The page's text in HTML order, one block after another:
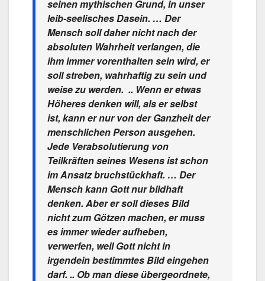
seinen mythischen Grund, in unser
leib-seelisches Dasein. … Der
Mensch soll daher nicht nach der
absoluten Wahrheit verlangen, die
ihm immer vorenthalten sein wird, er
soll streben, wahrhaftig zu sein und
weise zu werden. .. Wenn er etwas
Höheres denken will, als er selbst
ist, kann er nur von der Ganzheit der
menschlichen Person ausgehen.
Jede Verabsolutierung von
Teilkräften seines Wesens ist schon
im Ansatz bruchstückhaft. … Der
Mensch kann Gott nur bildhaft
denken. Aber er soll dieses Bild
nicht zum Götzen machen, er muss
es immer wieder aufheben,
verwerfen, weil Gott nicht in
irgendein bestimmtes Bild eingehen
darf. .. Ob man diese übergeordnete,